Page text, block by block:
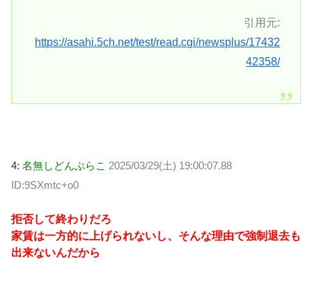
引用元:
https://asahi.5ch.net/test/read.cgi/newsplus/17432
42358/
4: 名無しどんぶらこ 2025/03/29(土) 19:00:07.88
ID:9SXmtc+o0
拒否して終わりだろ
家賃は一方的に上げられないし、そんな理由で強制退去も
出来ないんだから